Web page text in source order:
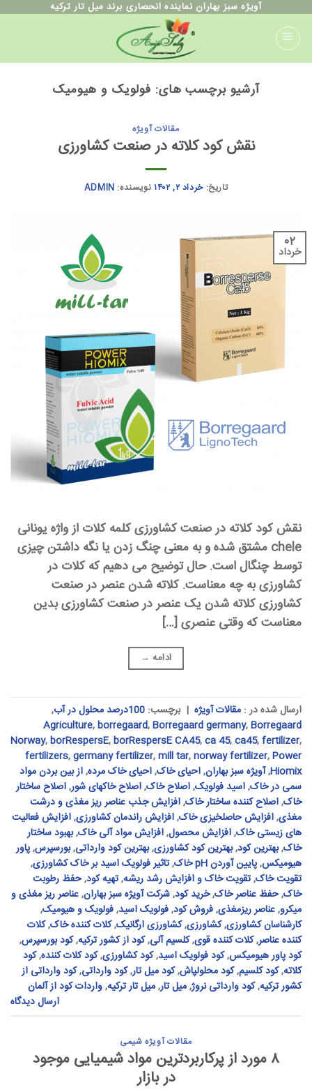
به
محتوا
بروید
آویژه سبز بهاران نماینده انحصاری برند میل تار ترکیه
آرشیو برچسب های: فولویک و هیومیک
مقالات آویژه
نقش کود کلاته در صنعت کشاورزی
تاریخ:خرداد ۲, ۱۴۰۲ نویسنده: ADMIN
۰۲
خرداد
نقش کود کلاته در صنعت کشاورزی کلمه کلات از واژه یونانی
chele مشتق شده و به معنی چنگ زدن یا نگه داشتن چیزی
توسط چنگال است. حال توضیح می دهیم که کلات در
کشاورزی به چه معناست. کلاته شدن عنصر در صنعت
کشاورزی کلاته شدن یک عنصر در صنعت کشاورزی بدین
معناست که وقتی عنصری […]
ادامه →
ارسال شده در : مقالات آویژه | برچسب: 100درصد محلول در آب
,
Agriculture,borregaard,Borregaard germany,Borregaard
Norway,borRespersE,borRespersE CA45,ca 45,ca45,fertilizer,
fertilizers,germany fertilizer,mill tar,norway fertilizer,Power
Hiomix
,آویژه سبز بهاران,احیای خاک,احیای خاک مرده,از بین بردن مواد
سمی در خاک,اسید فولویک,اصلاح خاک,اصلاح خاکهای شور,اصلاح ساختار
خاک,اصلاح کننده ساختار خاک,افزایش جذب عناصر ریز مغذی و درشت
مغذی,افزایش حاصلخیزی خاک,افزایش راندمان کشاورزی,افزایش فعالیت
های زیستی خاک,افزایش محصول,افزایش مواد آلی خاک,بهبود ساختار
خاک,بهترین کود,بهترین کود کشاورزی,بهترین کود وارداتی,بورسپرس,پاور
هیومیکس,پایین آوردن pH خاک ,تاثیر فولویک اسید بر خاک کشاورزی,
تقویت خاک,تقویت خاک و افزایش رشد ریشه,تهیه کود,حفظ رطوبت
خاک,حفظ عناصر خاک,خرید کود,شرکت آویژه سبز بهاران,عناصر ریز مغذی و
میکرو,عناصر ریزمغذی,فروش کود,فولویک اسید,فولویک و هیومیک,
کارشناسان کشاورزی,کشاورزی,کشاورزی ارگانیک,کلات کننده خاک,کلات
کننده عناصر,کلات کننده قوی,کلسیم آلی,کود از کشور ترکیه,کود بورسپرس,
کود پاور هیومیکس,کود فولویک اسید,کود کشاورزی,کود کلات کننده,کود
کلاته,کود کلسیم,کود محلولپاش,کود میل تار,کود وارداتی,کود وارداتی از
کشور ترکیه,کود وارداتی نروژ,میل تار,میل تار ترکیه,واردات کود از آلمان
ارسال دیدگاه
مقالات آویژه شیمی
۸ مورد از پرکاربردترین مواد شیمیایی موجود
در بازار